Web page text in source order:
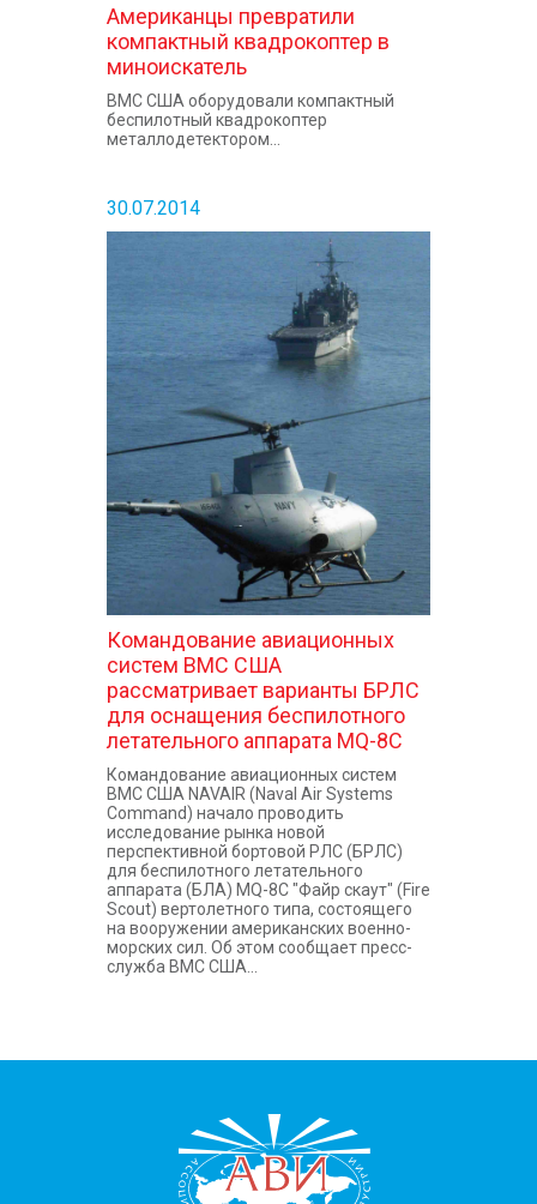
Американцы превратили
компактный квадрокоптер в
миноискатель
ВМС США оборудовали компактный
беспилотный квадрокоптер
металлодетектором...
30.07.2014
Командование авиационных
систем ВМС США
рассматривает варианты БРЛС
для оснащения беспилотного
летательного аппарата MQ-8C
Командование авиационных систем
ВМС США NAVAIR (Naval Air Systems
Command) начало проводить
исследование рынка новой
перспективной бортовой РЛС (БРЛС)
для беспилотного летательного
аппарата (БЛА) MQ-8C "Файр скаут" (Fire
Scout) вертолетного типа, состоящего
на вооружении американских военно-
морских сил. Об этом сообщает пресс-
служба ВМС США...